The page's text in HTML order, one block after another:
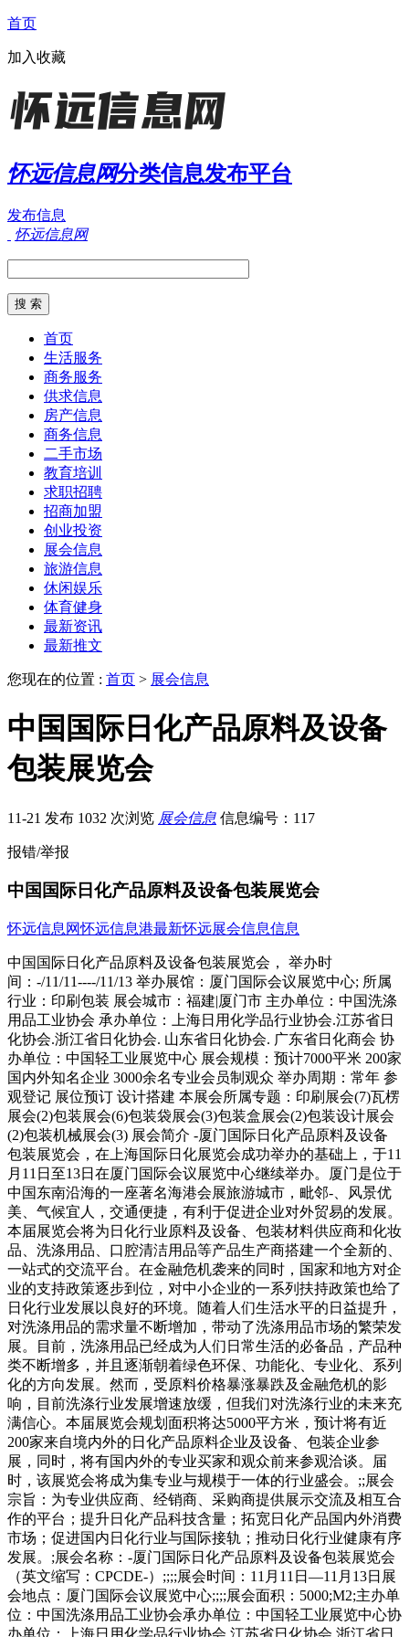
首页
加入收藏
怀远信息网分类信息发布平台
发布信息
怀远信息网
首页
生活服务
商务服务
供求信息
房产信息
商务信息
二手市场
教育培训
求职招聘
招商加盟
创业投资
展会信息
旅游信息
休闲娱乐
体育健身
最新资讯
最新推文
您现在的位置 : 首页 > 展会信息
中国国际日化产品原料及设备
包装展览会
11-21 发布 1032 次浏览 展会信息 信息编号：117
报错/举报
中国国际日化产品原料及设备包装展览会
怀远信息网怀远信息港最新怀远展会信息信息
中国国际日化产品原料及设备包装展览会， 举办时
间：-/11/11----/11/13 举办展馆：厦门国际会议展览中心; 所属
行业：印刷包装 展会城市：福建|厦门市 主办单位：中国洗涤
用品工业协会 承办单位：上海日用化学品行业协会.江苏省日
化协会.浙江省日化协会. 山东省日化协会. 广东省日化商会 协
办单位：中国轻工业展览中心 展会规模：预计7000平米 200家
国内外知名企业 3000余名专业会员制观众 举办周期：常年 参
观登记 展位预订 设计搭建 本展会所属专题：印刷展会(7)瓦楞
展会(2)包装展会(6)包装袋展会(3)包装盒展会(2)包装设计展会
(2)包装机械展会(3) 展会简介 -厦门国际日化产品原料及设备
包装展览会，在上海国际日化展览会成功举办的基础上，于11
月11日至13日在厦门国际会议展览中心继续举办。厦门是位于
中国东南沿海的一座著名海港会展旅游城市，毗邻-、风景优
美、气候宜人，交通便捷，有利于促进企业对外贸易的发展。
本届展览会将为日化行业原料及设备、包装材料供应商和化妆
品、洗涤用品、口腔清洁用品等产品生产商搭建一个全新的、
一站式的交流平台。在金融危机袭来的同时，国家和地方对企
业的支持政策逐步到位，对中小企业的一系列扶持政策也给了
日化行业发展以良好的环境。随着人们生活水平的日益提升，
对洗涤用品的需求量不断增加，带动了洗涤用品市场的繁荣发
展。目前，洗涤用品已经成为人们日常生活的必备品，产品种
类不断增多，并且逐渐朝着绿色环保、功能化、专业化、系列
化的方向发展。然而，受原料价格暴涨暴跌及金融危机的影
响，目前洗涤行业发展增速放缓，但我们对洗涤行业的未来充
满信心。本届展览会规划面积将达5000平方米，预计将有近
200家来自境内外的日化产品原料企业及设备、包装企业参
展，同时，将有国内外的专业买家和观众前来参观洽谈。届
时，该展览会将成为集专业与规模于一体的行业盛会。;;展会
宗旨：为专业供应商、经销商、采购商提供展示交流及相互合
作的平台；提升日化产品科技含量；拓宽日化产品国内外消费
市场；促进国内日化行业与国际接轨；推动日化行业健康有序
发展。;展会名称：-厦门国际日化产品原料及设备包装展览会
（英文缩写：CPCDE-）;;;;展会时间：11月11日—11月13日展
会地点：厦门国际会议展览中心;;;;展会面积：5000;M2;主办单
位：中国洗涤用品工业协会承办单位：中国轻工业展览中心协